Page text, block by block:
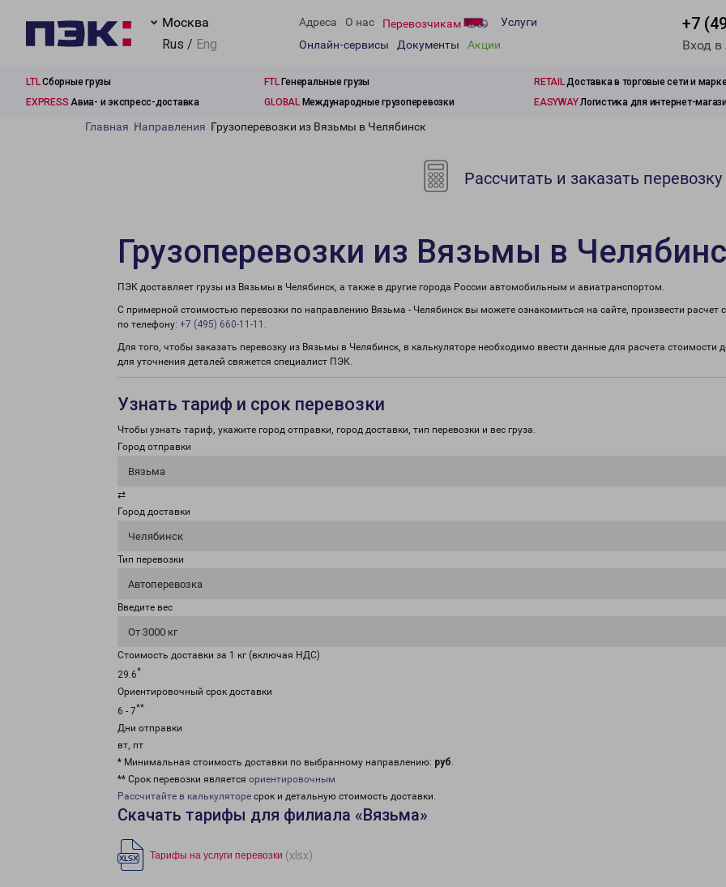
Москва
Rus / Eng
Адреса О нас Перевозчикам
Услуги
Онлайн-сервисы
Документы Акции
+7
Вход
LTLСборные грузы FTLГенеральные грузы RETAILДоставка в торговые сети и
EXPRESS Авиа- и экспресс-доставка GLOBALМеждународные грузоперевозки EASYWAYЛогистика для интернет-
Главная Направления Грузоперевозки из Вязьмы в Челябинск
Рассчитать и заказать перевозку
Грузоперевозки из Вязьмы в
ПЭК доставляет грузы из Вязьмы в Челябинск, а также в другие города России автомобильным и авиатранспортом.
С примерной стоимостью перевозки по направлению Вязьма - Челябинск вы можете ознакомиться на сайте, произвести
по телефону: +7 (495) 660-11-11 .
Для того, чтобы заказать перевозку из Вязьмы в Челябинск, в калькуляторе необходимо ввести данные для расчета стоимости
для уточнения деталей свяжется специалист ПЭК.
Узнать тариф и срок перевозки
Чтобы узнать тариф, укажите город отправки, город доставки, тип перевозки и вес груза.
Город отправки
Вязьма
⇄
Город доставки
Челябинск
Тип перевозки
Автоперевозка
Введите вес
От 3000 кг
Стоимость доставки за 1 кг (включая НДС)
29.6*
Ориентировочный срок доставки
6 - 7**
Дни отправки
вт, пт
* Минимальная стоимость доставки по выбранному направлению: руб.
** Срок перевозки является ориентировочным
Рассчитайте в калькуляторе срок и детальную стоимость доставки.
Скачать тарифы для филиала «Вязьма»
Тарифы на услуги перевозки (xlsx)